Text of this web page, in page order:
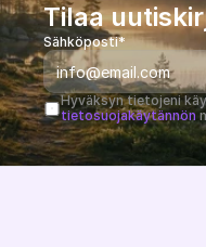
Tilaa
Sähköposti*
tietosuojakäytännön